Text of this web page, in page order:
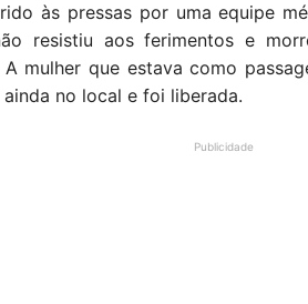
às pressas por uma equipe
resistiu aos ferimentos e
mulher que estava como
no local e foi liberada.
Publicidade